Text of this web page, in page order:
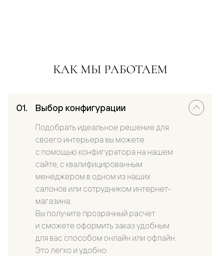
КАК МЫ РАБОТАЕМ
Выбор конфигурации
Подобрать идеальное решение для
своего интерьера вы можете
с помощью конфигуратора на нашем
сайте, с квалифицированным
менеджером в одном из наших
салонов или сотрудником интернет-
магазина.
Вы получите прозрачный расчет
и сможете оформить заказ удобным
для вас способом онлайн или офлайн.
Это легко и удобно.